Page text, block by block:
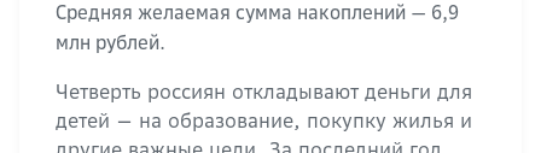
Средняя желаемая сумма накоплений — 6,9
млн рублей.
Четверть россиян откладывают деньги для
детей — на образование, покупку жилья и